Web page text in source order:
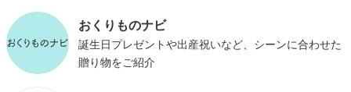
おくりものナビ
誕生日プレゼントや出産祝いなど、シーンに合わせた
贈り物をご紹介